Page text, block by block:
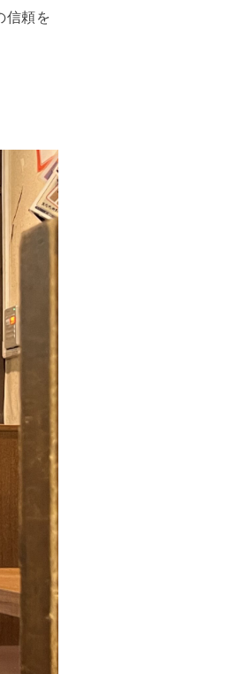
信頼を